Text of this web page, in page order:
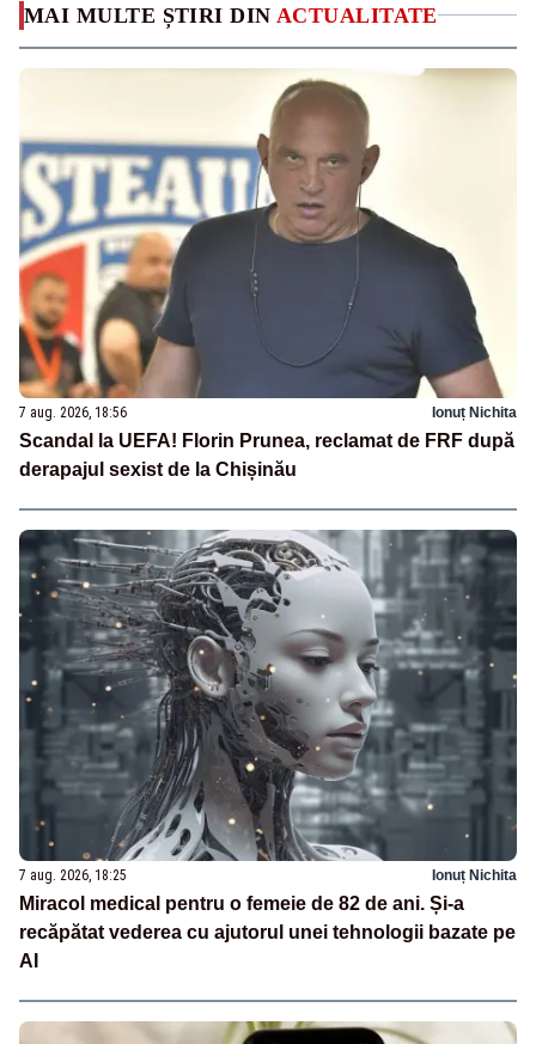
MAI MULTE ȘTIRI DIN ACTUALITATE
7 aug. 2026, 18:56 Ionuț Nichita
Scandal la UEFA! Florin Prunea, reclamat de FRF după
derapajul sexist de la Chișinău
7 aug. 2026, 18:25 Ionuț Nichita
Miracol medical pentru o femeie de 82 de ani. Și-a
recăpătat vederea cu ajutorul unei tehnologii bazate pe
AI